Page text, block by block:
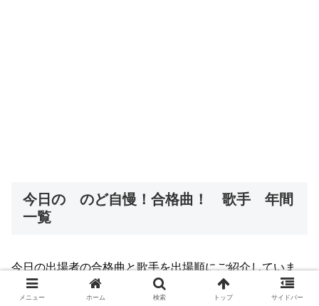
今日の のど自慢！合格曲！ 歌手 年間
一覧
今日の出場者の合格曲と歌手を出場順にご紹介していま
す。
メニュー ホーム 検索 トップ サイドバー